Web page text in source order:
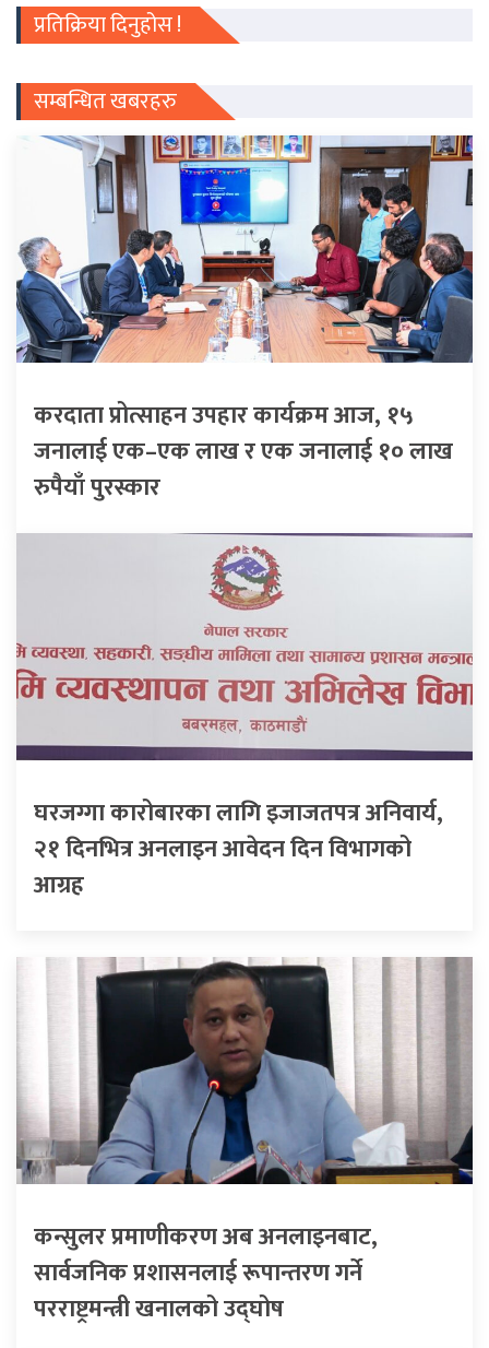
प्रतिक्रिया दिनुहोस !
सम्बन्धित खबरहरु
करदाता प्रोत्साहन उपहार कार्यक्रम आज, १५
जनालाई एक–एक लाख र एक जनालाई १० लाख
रुपैयाँ पुरस्कार
घरजग्गा कारोबारका लागि इजाजतपत्र अनिवार्य,
२१ दिनभित्र अनलाइन आवेदन दिन विभागको
आग्रह
कन्सुलर प्रमाणीकरण अब अनलाइनबाट,
सार्वजनिक प्रशासनलाई रूपान्तरण गर्ने
परराष्ट्रमन्त्री खनालको उद्घोष